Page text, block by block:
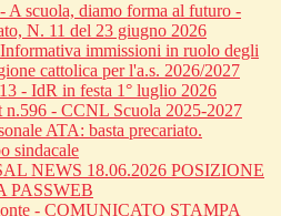
scuola, diamo forma al futuro -
N. 11 del 23 giugno 2026
immissioni in ruolo degli
cattolica per l'a.s. 2026/2027
- IdR in festa 1° luglio 2026
n.596 - CCNL Scuola 2025-2027
ATA: basta precariato.
sindacale
NEWS 18.06.2026 POSIZIONE
PASSWEB
- COMUNICATO STAMPA